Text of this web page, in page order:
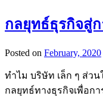
กลยุทธ์ธุรกิจสู่ก
Posted on February, 2020
ทำไม บริษัท เล็ก ๆ ส่ว
กลยุทธ์ทางธุรกิจเพื่อก